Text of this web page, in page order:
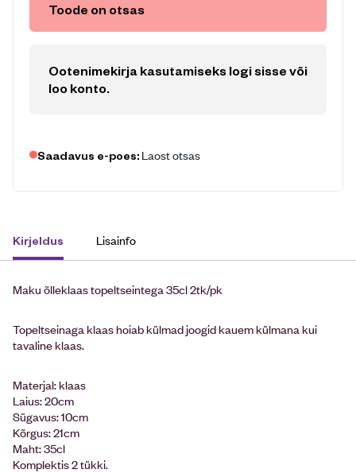
Toode on otsas
Ootenimekirja kasutamiseks logi sisse või
loo konto.
Saadavus e-poes: Laost otsas
Kirjeldus Lisainfo
Maku õlleklaas topeltseintega 35cl 2tk/pk
Topeltseinaga klaas hoiab külmad joogid kauem külmana kui
tavaline klaas.
Materjal: klaas
Laius: 20cm
Sügavus: 10cm
Kõrgus: 21cm
Maht: 35cl
Komplektis 2 tükki.